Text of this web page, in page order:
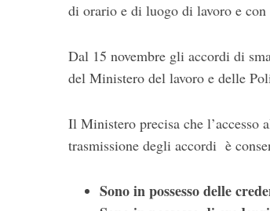
di orario e di luogo di lavoro e
Dal 15 novembre gli accordi di
del Ministero del lavoro e delle
Il Ministero precisa che
trasmissione degli accordi è
Sono in possesso delle
r
h
f
: